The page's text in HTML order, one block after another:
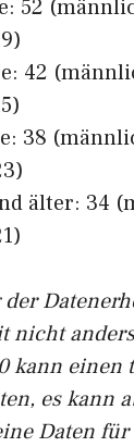
52
42
38
älter: 34
nicht
kann einen
es kann
Daten